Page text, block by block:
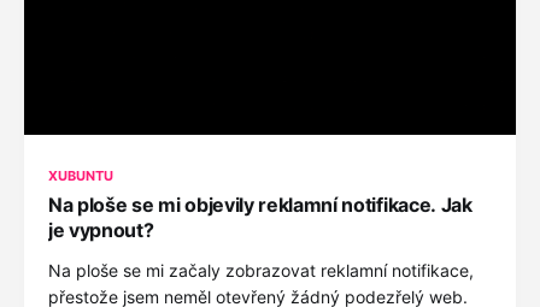
XUBUNTU
Na ploše se mi objevily reklamní notifikace. Jak
je vypnout?
Na ploše se mi začaly zobrazovat reklamní notifikace,
přestože jsem neměl otevřený žádný podezřelý web.